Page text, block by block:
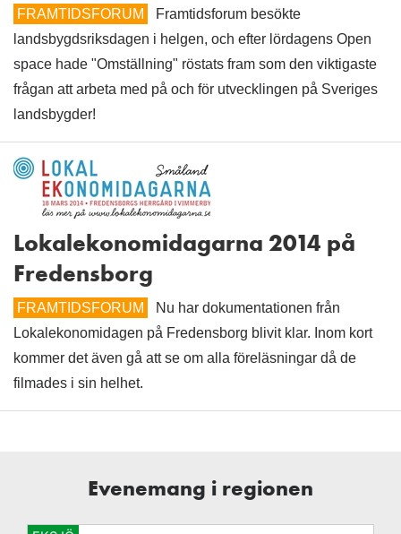
FRAMTIDSFORUM
Framtidsforum besökte
landsbygdsriksdagen i helgen, och efter lördagens Open
space hade "Omställning" röstats fram som den viktigaste
frågan att arbeta med på och för utvecklingen på Sveriges
landsbygder!
Lokalekonomidagarna 2014 på
Fredensborg
FRAMTIDSFORUM
Nu har dokumentationen från
Lokalekonomidagen på Fredensborg blivit klar. Inom kort
kommer det även gå att se om alla föreläsningar då de
filmades i sin helhet.
Evenemang i regionen